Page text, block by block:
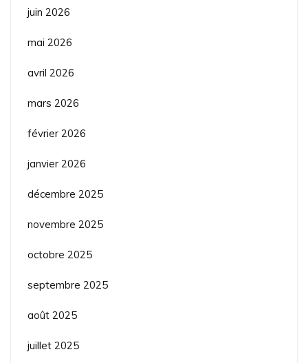
juin 2026
mai 2026
avril 2026
mars 2026
février 2026
janvier 2026
décembre 2025
novembre 2025
octobre 2025
septembre 2025
août 2025
juillet 2025